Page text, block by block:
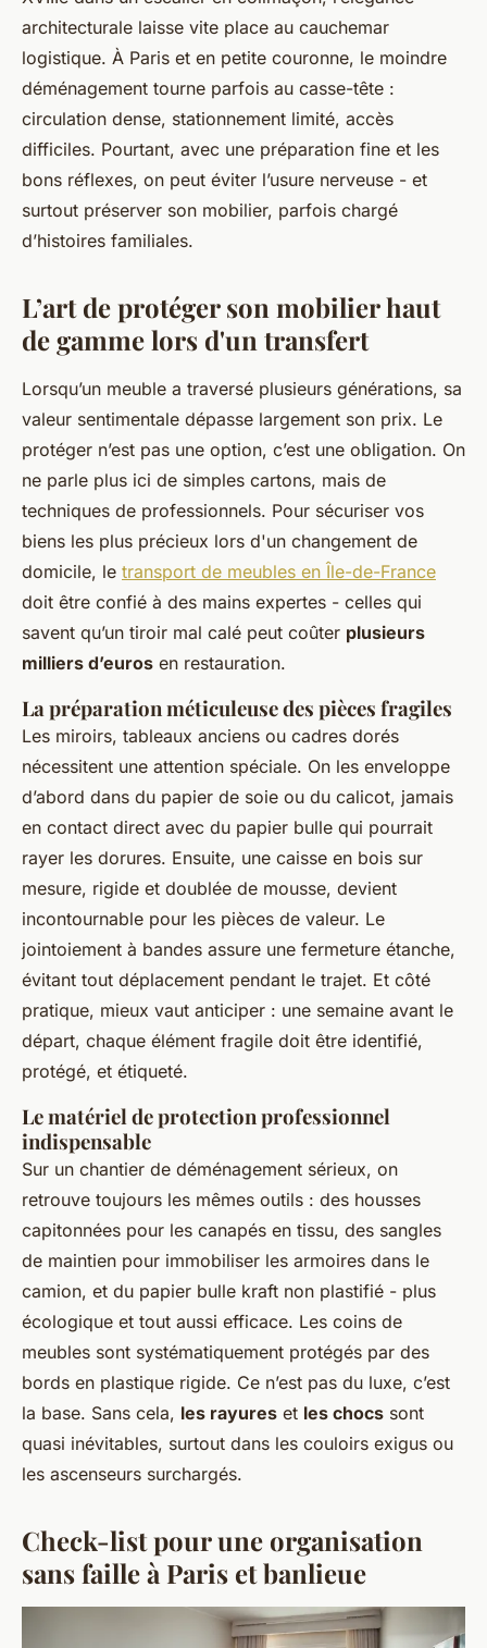
architecturale laisse vite place au cauchemar
logistique. À Paris et en petite couronne, le moindre
déménagement tourne parfois au casse-tête :
circulation dense, stationnement limité, accès
difficiles. Pourtant, avec une préparation fine et les
bons réflexes, on peut éviter l’usure nerveuse - et
surtout préserver son mobilier, parfois chargé
d’histoires familiales.
L’art de protéger son mobilier haut
de gamme lors d'un transfert
Lorsqu’un meuble a traversé plusieurs générations, sa
valeur sentimentale dépasse largement son prix. Le
protéger n’est pas une option, c’est une obligation. On
ne parle plus ici de simples cartons, mais de
techniques de professionnels. Pour sécuriser vos
biens les plus précieux lors d'un changement de
domicile, le transport de meubles en Île-de-France
doit être confié à des mains expertes - celles qui
savent qu’un tiroir mal calé peut coûter plusieurs
milliers d’euros en restauration.
La préparation méticuleuse des pièces fragiles
Les miroirs, tableaux anciens ou cadres dorés
nécessitent une attention spéciale. On les enveloppe
d’abord dans du papier de soie ou du calicot, jamais
en contact direct avec du papier bulle qui pourrait
rayer les dorures. Ensuite, une caisse en bois sur
mesure, rigide et doublée de mousse, devient
incontournable pour les pièces de valeur. Le
jointoiement à bandes assure une fermeture étanche,
évitant tout déplacement pendant le trajet. Et côté
pratique, mieux vaut anticiper : une semaine avant le
départ, chaque élément fragile doit être identifié,
protégé, et étiqueté.
Le matériel de protection professionnel
indispensable
Sur un chantier de déménagement sérieux, on
retrouve toujours les mêmes outils : des housses
capitonnées pour les canapés en tissu, des sangles
de maintien pour immobiliser les armoires dans le
camion, et du papier bulle kraft non plastifié - plus
écologique et tout aussi efficace. Les coins de
meubles sont systématiquement protégés par des
bords en plastique rigide. Ce n’est pas du luxe, c’est
la base. Sans cela, les rayures et les chocs sont
quasi inévitables, surtout dans les couloirs exigus ou
les ascenseurs surchargés.
Check-list pour une organisation
sans faille à Paris et banlieue